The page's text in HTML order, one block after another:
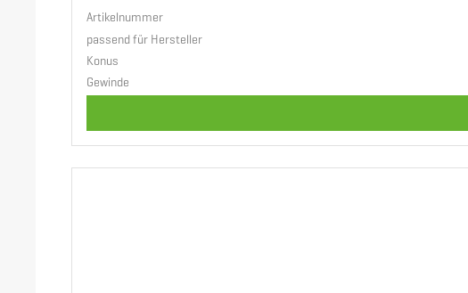
Artikelnummer
passend für Hersteller
Konus
Gewinde